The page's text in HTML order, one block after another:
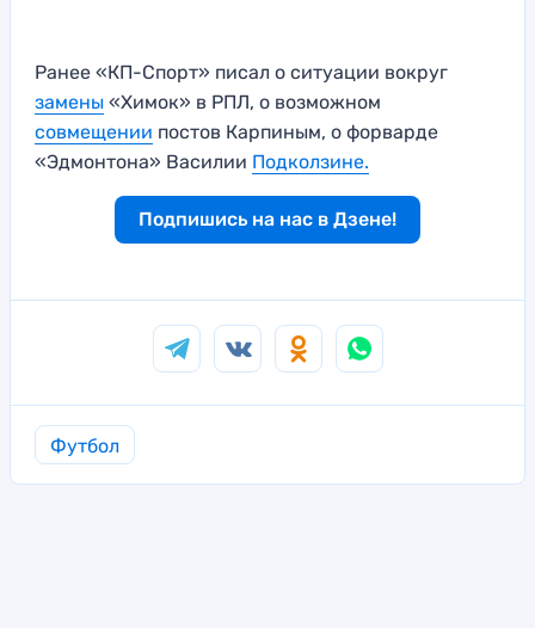
Ранее «КП-Спорт» писал о ситуации вокруг
замены «Химок» в РПЛ, о возможном
совмещении постов Карпиным, о форварде
«Эдмонтона» Василии Подколзине.
Подпишись на нас в Дзене!
Футбол